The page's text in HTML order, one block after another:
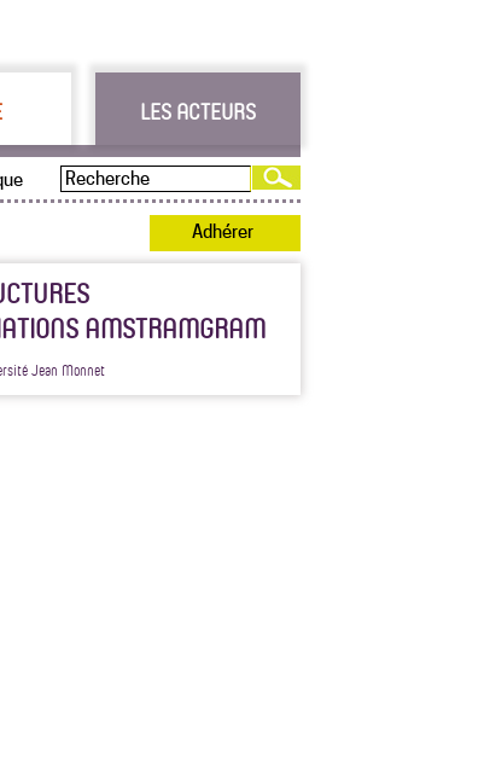
LES ACTEURS
Adhérer
AMSTRAMGRAM
Jean Monnet